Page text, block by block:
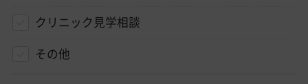
クリニック見学相談
その他